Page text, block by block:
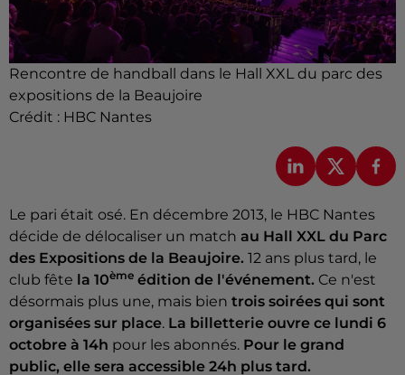
Rencontre de handball dans le Hall XXL du parc des
expositions de la Beaujoire
Crédit : HBC Nantes
Le pari était osé. En décembre 2013, le HBC Nantes
décide de délocaliser un match au Hall XXL du Parc
des Expositions de la Beaujoire. 12 ans plus tard, le
club fête la 10ème édition de l'événement. Ce n'est
désormais plus une, mais bien trois soirées qui sont
organisées sur place. La billetterie ouvre ce lundi 6
octobre à 14h pour les abonnés. Pour le grand
public, elle sera accessible 24h plus tard.